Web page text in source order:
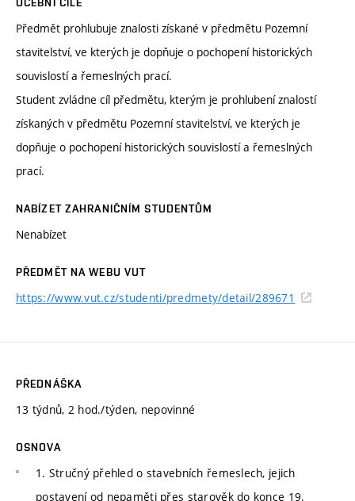
Předmět prohlubuje znalosti získané v předmětu Pozemní
stavitelství, ve kterých je dopňuje o pochopení historických
souvislostí a řemeslných prací.
Student zvládne cíl předmětu, kterým je prohlubení znalostí
získaných v předmětu Pozemní stavitelství, ve kterých je
dopňuje o pochopení historických souvislostí a řemeslných
prací.
NABÍZET ZAHRANIČNÍM STUDENTŮM
Nenabízet
PŘEDMĚT NA WEBU VUT
https://www.vut.cz/studenti/predmety/detail/289671
PŘEDNÁŠKA
13 týdnů, 2 hod./týden, nepovinné
OSNOVA
1. Stručný přehled o stavebních řemeslech, jejich
postavení od nepaměti přes starověk do konce 19.